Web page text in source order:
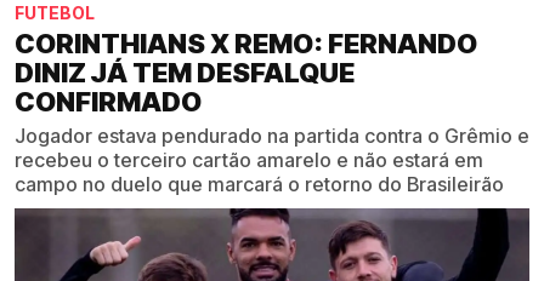
FUTEBOL
CORINTHIANS X REMO: FERNANDO
DINIZ JÁ TEM DESFALQUE
CONFIRMADO
Jogador estava pendurado na partida contra o Grêmio e
recebeu o terceiro cartão amarelo e não estará em
campo no duelo que marcará o retorno do Brasileirão